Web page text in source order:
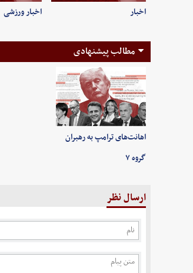
اخبار اخبار ورزشی
مطالب پیشنهادی
اهانت‌های ترامپ به رهبران
گروه ۷
ارسال نظر